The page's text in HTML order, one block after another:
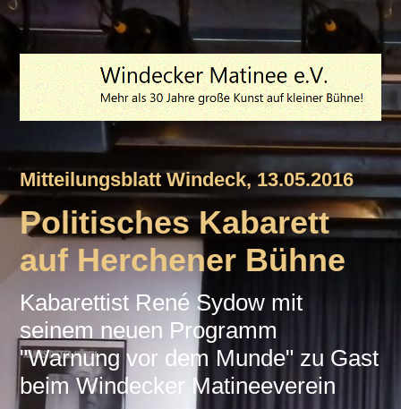
Mitteilungsblatt Windeck, 13.05.2016
Politisches Kabarett
auf Herchener Bühne
Kabarettist René Sydow mit
seinem neuen Programm
"Warnung vor dem Munde" zu Gast
beim Windecker Matineeverein